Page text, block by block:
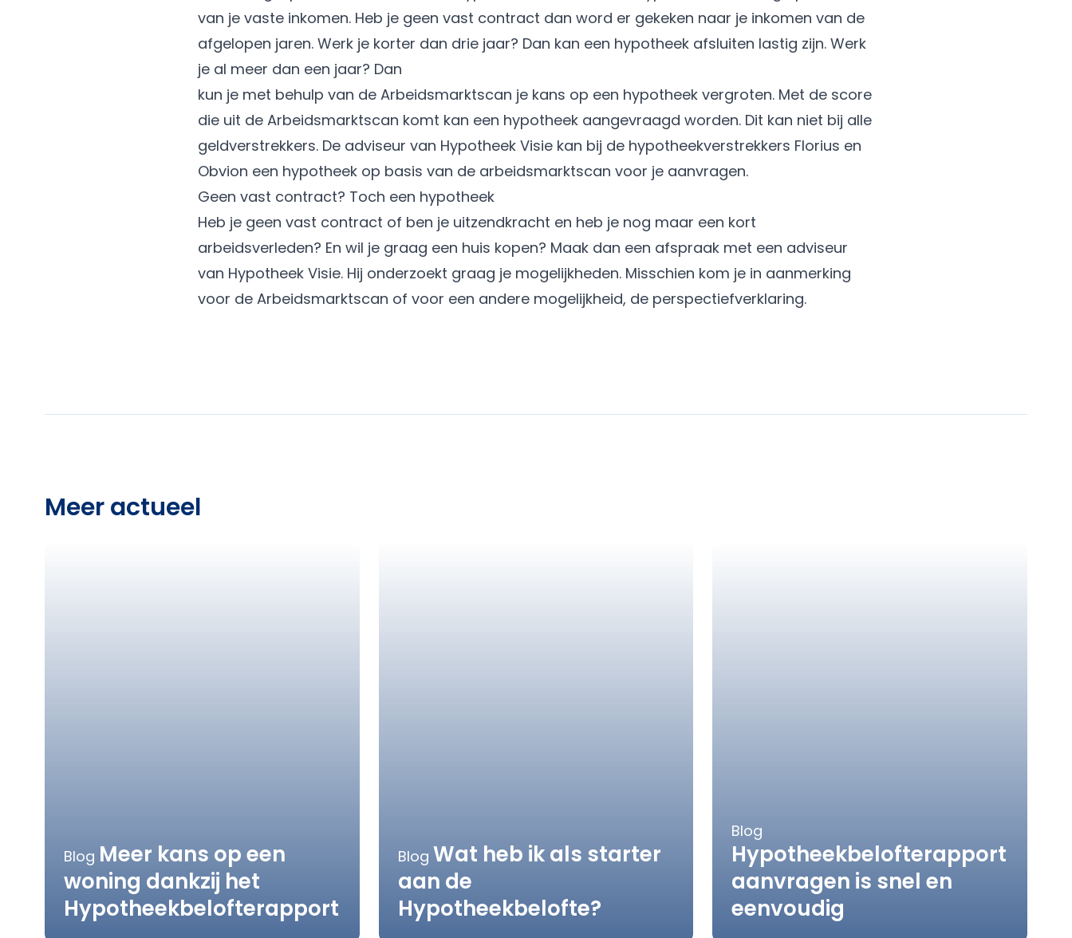
van je vaste inkomen. Heb je geen vast contract dan word er gekeken naar je inkomen van de
afgelopen jaren. Werk je korter dan drie jaar? Dan kan een hypotheek afsluiten lastig zijn. Werk
je al meer dan een jaar? Dan
kun je met behulp van de Arbeidsmarktscan je kans op een hypotheek vergroten. Met de score
die uit de Arbeidsmarktscan komt kan een hypotheek aangevraagd worden. Dit kan niet bij alle
geldverstrekkers. De adviseur van Hypotheek Visie kan bij de hypotheekverstrekkers Florius en
Obvion een hypotheek op basis van de arbeidsmarktscan voor je aanvragen.
Geen vast contract? Toch een hypotheek
Heb je geen vast contract of ben je uitzendkracht en heb je nog maar een kort
arbeidsverleden? En wil je graag een huis kopen? Maak dan een afspraak met een adviseur
van Hypotheek Visie. Hij onderzoekt graag je mogelijkheden. Misschien kom je in aanmerking
voor de Arbeidsmarktscan of voor een andere mogelijkheid, de perspectiefverklaring.
Meer actueel
Blog Meer kans op een
woning dankzij het
Hypotheekbelofterapport
Blog Wat heb ik als starter
aan de
Hypotheekbelofte?
Blog
Hypotheekbelofterapport
aanvragen is snel en
eenvoudig